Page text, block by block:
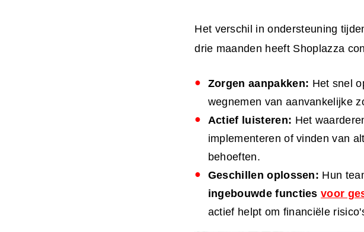
Het verschil in ondersteuning
drie maanden heeft Shoplazza
Zorgen aanpakken: Het snel
wegnemen van aanvankelijke
Actief luisteren: Het
implementeren of vinden van
behoeften.
Geschillen oplossen: Hun
ingebouwde functiesvoor
actief helpt om financiële